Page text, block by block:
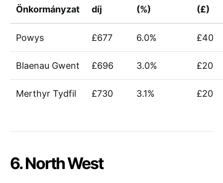
Önkormányzat
díj
(%)
(£)
Powys £677 6.0% £40
Blaenau Gwent £696 3.0% £20
Merthyr Tydfil £730 3.1% £20
6. North West